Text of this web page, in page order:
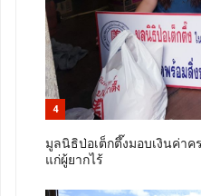
4
มูลนิธิป่อเต็กตึ๊งมอบเงินค่า
แก่ผู้ยากไร้